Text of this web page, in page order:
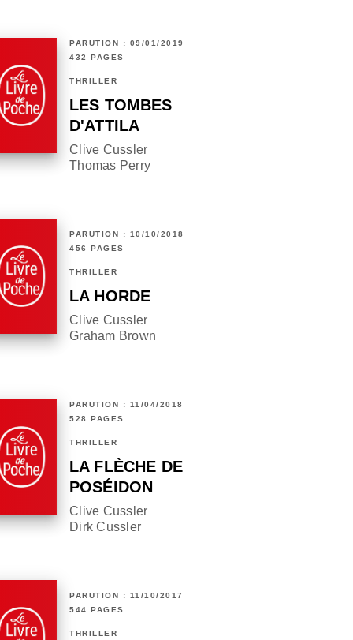
PARUTION : 09/01/2019
432 PAGES
THRILLER
LES TOMBES
D'ATTILA
Clive Cussler
Thomas Perry
PARUTION : 10/10/2018
456 PAGES
THRILLER
LA HORDE
Clive Cussler
Graham Brown
PARUTION : 11/04/2018
528 PAGES
THRILLER
LA FLÈCHE DE
POSÉIDON
Clive Cussler
Dirk Cussler
PARUTION : 11/10/2017
544 PAGES
THRILLER